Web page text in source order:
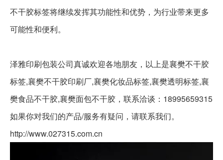
不干胶标签将继续发挥其功能性和优势，为行业带来更多
可能性和便利。
泽雅印刷包装公司真诚欢迎各地朋友，以上是襄樊不干胶
标签,襄樊不干胶印刷厂,襄樊化妆品标签,襄樊透明标签,襄
樊食品不干胶,襄樊面包不干胶，联系洽谈：18995659315
如果你对我们的产品/服务有疑问，请联系我们。
http://www.027315.com.cn